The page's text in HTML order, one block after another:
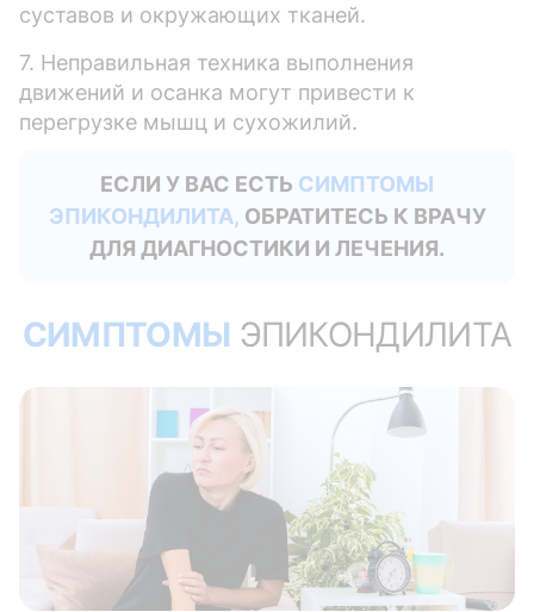
суставов и окружающих тканей.
7. Неправильная техника выполнения
движений и осанка могут привести к
перегрузке мышц и сухожилий.
ЕСЛИ У ВАС ЕСТЬ СИМПТОМЫ
ЭПИКОНДИЛИТА, ОБРАТИТЕСЬ К ВРАЧУ
ДЛЯ ДИАГНОСТИКИ И ЛЕЧЕНИЯ.
СИМПТОМЫ ЭПИКОНДИЛИТА